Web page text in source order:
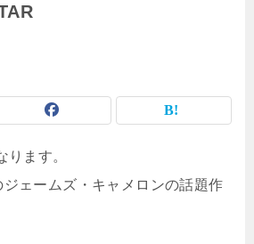
ます。
ジェームズ・キャメロンの話題作